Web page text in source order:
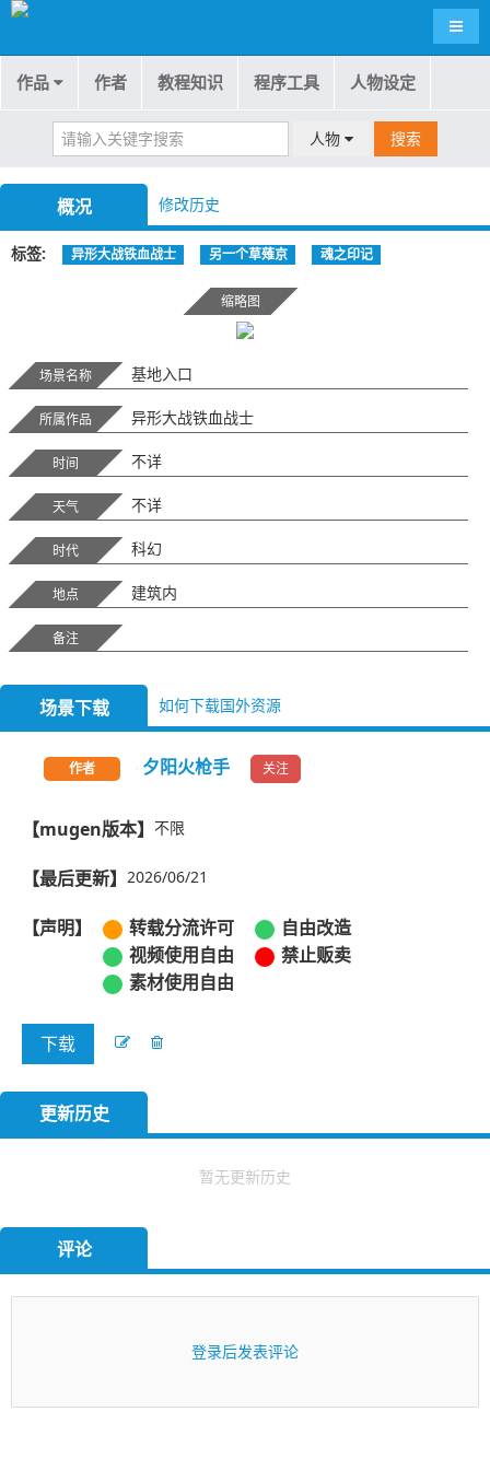
导航
作品 作者 教程知识 程序工具 人物设定
人物 搜索
概况 修改历史
标签 异形大战铁血战士 另一个草薙京 魂之印记
缩略图
场景名称 基地入口
所属作品 异形大战铁血战士
时间 不详
天气 不详
时代 科幻
地点 建筑内
备注
场景下载 如何下载国外资源
作者 夕阳火枪手 关注
【mugen版本】 不限
【最后更新】 2026/06/21
【声明】 转载分流许可
自由改造
视频使用自由
禁止贩卖
素材使用自由
下载
更新历史
暂无更新历史
评论
登录后发表评论